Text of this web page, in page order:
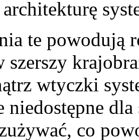
te powodują
szerszy
wtyczki
niedostępne
co